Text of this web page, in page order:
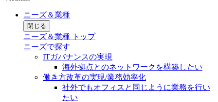
ニーズ＆業種
閉じる
ニーズ＆業種 トップ
ニーズで探す
ITガバナンスの実現
海外拠点とのネットワークを構築したい
働き方改革の実現/業務効率化
社外でもオフィスと同じように業務を行い
たい